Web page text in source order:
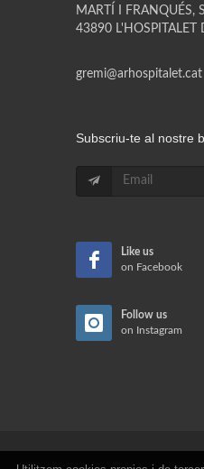
MARTÍ I FRANQUÉS,
43890 L'HOSPITALET
gremi@arhospitalet.cat
Subscriu-te al nostre
Like us
on Facebook
Follow us
on Instagram